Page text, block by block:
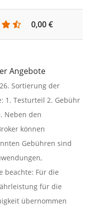
0,00 €
Angebote
Sortierung der
1. Testurteil 2. Gebühr
Neben den
können
Gebühren sind
beachte: Für die
für die
übernommen